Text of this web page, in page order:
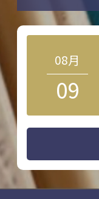
08月
09